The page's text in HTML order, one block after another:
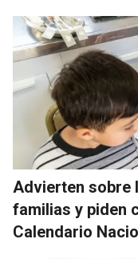
Advierten sobre
familias y piden
Calendario